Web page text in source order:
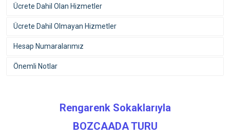
Ücrete Dahil Olan Hizmetler
Ücrete Dahil Olmayan Hizmetler
Hesap Numaralarımız
Önemli Notlar
Rengarenk Sokaklarıyla
BOZCAADA TURU